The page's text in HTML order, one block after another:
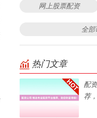
网上股票配资
全
热门文章
配
荐